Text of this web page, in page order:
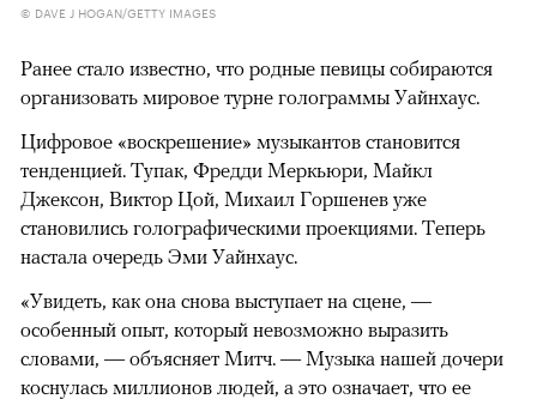
© DAVE J HOGAN/GETTY IMAGES
Ранее стало известно, что родные певицы собираются
организовать мировое турне голограммы Уайнхаус.
Цифровое «воскрешение» музыкантов становится
тенденцией. Тупак, Фредди Меркьюри, Майкл
Джексон, Виктор Цой, Михаил Горшенев уже
становились голографическими проекциями. Теперь
настала очередь Эми Уайнхаус.
«Увидеть, как она снова выступает на сцене, —
особенный опыт, который невозможно выразить
словами, — объясняет Митч. — Музыка нашей дочери
коснулась миллионов людей, а это означает, что ее